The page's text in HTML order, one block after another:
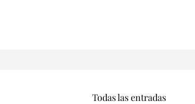
Todas las entradas